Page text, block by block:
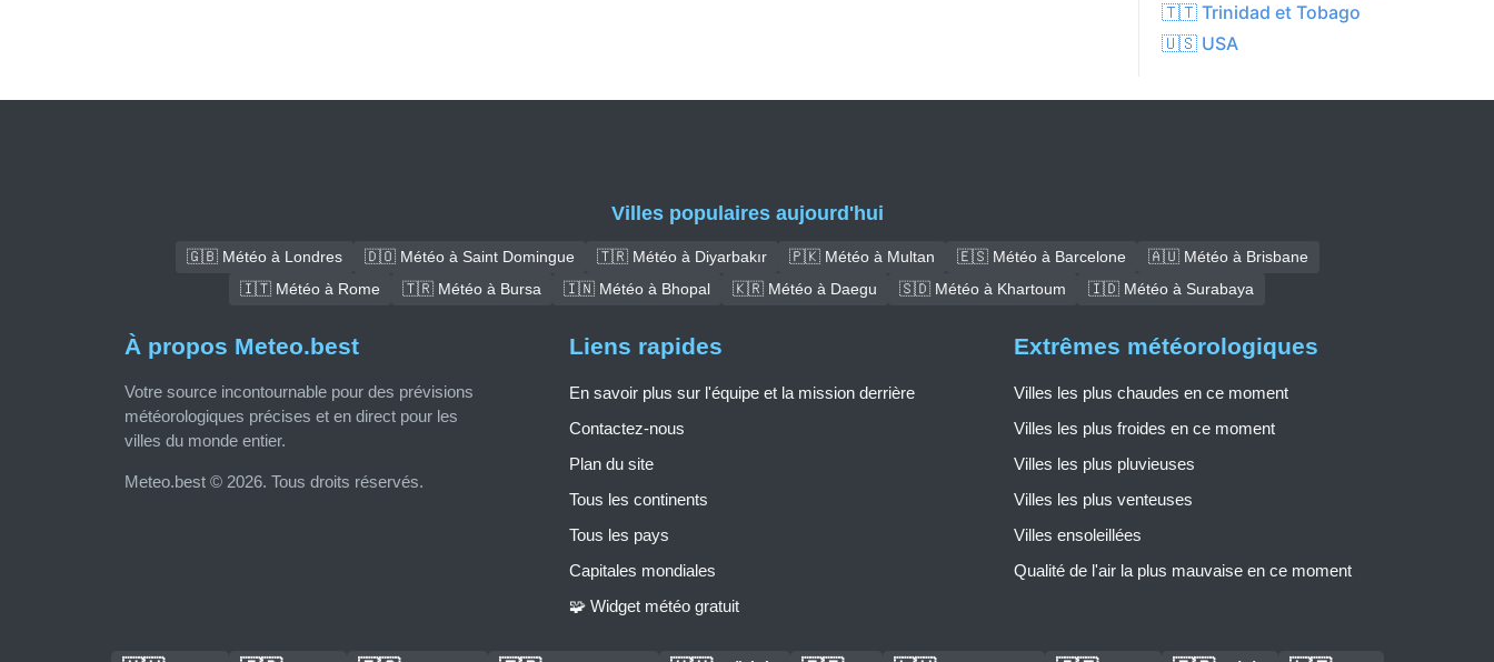
🇹🇹 Trinidad et Tobago
🇺🇸 USA
Villes populaires aujourd'hui
🇬🇧 Météo à Londres 🇩🇴 Météo à Saint Domingue 🇹🇷 Météo à Diyarbakır 🇵🇰 Météo à Multan 🇪🇸 Météo à Barcelone
🇦🇺 Météo à Brisbane
🇮🇹 Météo à Rome
🇹🇷 Météo à Bursa 🇮🇳 Météo à Bhopal 🇰🇷 Météo à Daegu 🇸🇩 Météo à Khartoum 🇮🇩 Météo à Surabaya
À propos Meteo.best
Votre source incontournable pour des prévisions
météorologiques précises et en direct pour les
villes du monde entier.
Meteo.best © 2026. Tous droits réservés.
Liens rapides
En savoir plus sur l'équipe et la mission derrière
Contactez-nous
Plan du site
Tous les continents
Tous les pays
Capitales mondiales
🧩 Widget météo gratuit
Extrêmes météorologiques
Villes les plus chaudes en ce moment
Villes les plus froides en ce moment
Villes les plus pluvieuses
Villes les plus venteuses
Villes ensoleillées
Qualité de l'air la plus mauvaise en ce moment